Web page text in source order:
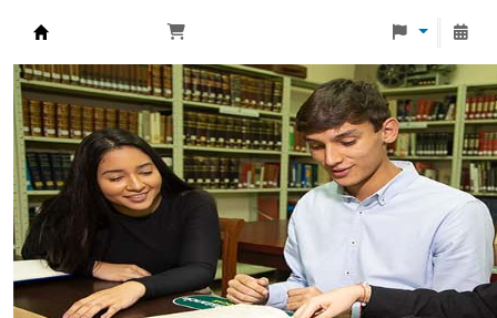
Biblioteca Universidad Monteávila